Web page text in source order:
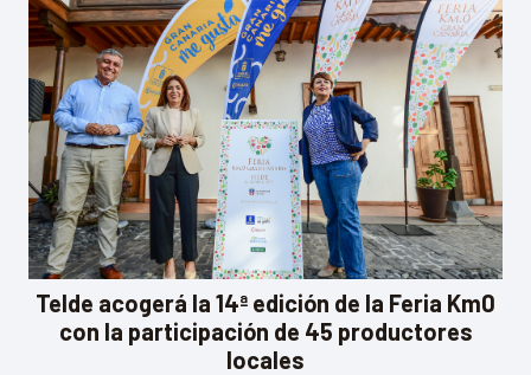
Telde acogerá la 14ª edición de la Feria Km0
con la participación de 45 productores
locales